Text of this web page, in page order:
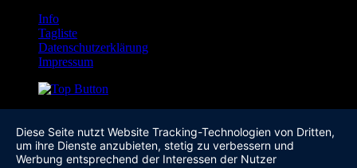
Info
Tagliste
Datenschutzerklärung
Impressum
Diese Seite nutzt Website Tracking-Technologien von Dritten,
um ihre Dienste anzubieten, stetig zu verbessern und
Werbung entsprechend der Interessen der Nutzer